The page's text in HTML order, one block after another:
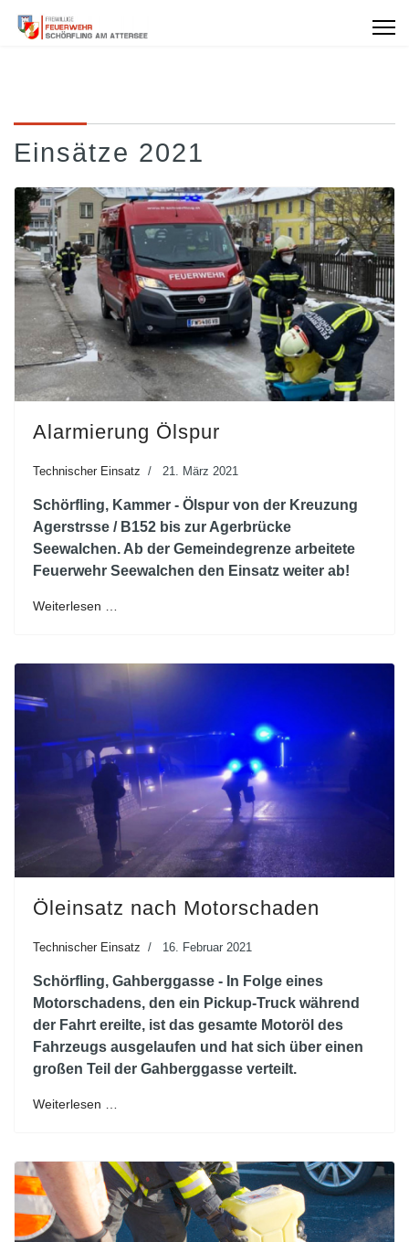
Einsätze 2021
Alarmierung Ölspur
Technischer Einsatz 21. März 2021
Schörfling, Kammer - Ölspur von der Kreuzung
Agerstrsse / B152 bis zur Agerbrücke
Seewalchen. Ab der Gemeindegrenze arbeitete
Feuerwehr Seewalchen den Einsatz weiter ab!
Weiterlesen …
Öleinsatz nach Motorschaden
Technischer Einsatz 16. Februar 2021
Schörfling, Gahberggasse - In Folge eines
Motorschadens, den ein Pickup-Truck während
der Fahrt ereilte, ist das gesamte Motoröl des
Fahrzeugs ausgelaufen und hat sich über einen
großen Teil der Gahberggasse verteilt.
Weiterlesen …